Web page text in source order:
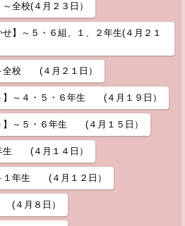
全校(４月２３日）
せ】～５・６組、１、２年生(４月２１
全校 (４月２１日）
】～４・５・６年生 (４月１９日）
】～５・６年生 (４月１５日）
生 (４月１４日）
１年生 (４月１２日）
(４月８日）